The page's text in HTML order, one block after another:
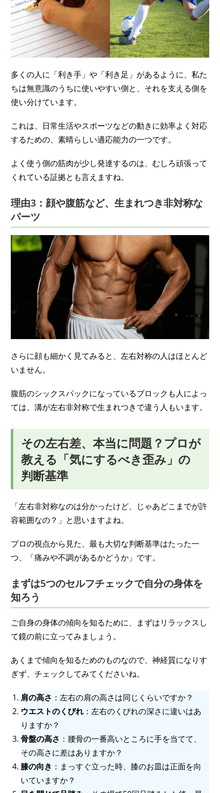
多くの人に「利き手」や「利き足」があるように、私た
ちは無意識のうちに使いやすい側と、それを支える側を
使い分けています。
これは、日常生活やスポーツなどの動きに効率よく対応
するための、素晴らしい適応能力の一つです。
よく使う側の筋肉が少し発達するのは、むしろ頑張って
くれている証拠とも言えますね。
理由3：顔や腹筋など、生まれつき非対称な
パーツ
さらに顔も細かく見てみると、左右対称の人はほとんど
いません。
腹筋のシックスパックになっているブロックも人によっ
ては、溝が左右非対称で生まれつきで違う人もいます。
その左右差、本当に問題？プロが
教える「気にするべき歪み」の
判断基準
「左右非対称なのは分かったけど、じゃあどこまでが許
容範囲なの？」と思いますよね。
プロの視点から見た、最も大切な判断基準はたった一
つ、「痛みや不調があるかどうか」です。
まずは5つのセルフチェックで自分の身体を
知ろう
ご自身の身体の傾向を知るために、まずはリラックスし
て鏡の前に立ってみましょう。
あくまで傾向を知るためのものなので、神経質になりす
ぎず、チェックしてみてくださいね。
肩の高さ ：左右の肩の高さは同じくらいですか？
ウエストのくびれ ：左右のくびれの深さに違いはあ
りますか？
骨盤の高さ ：腰骨の一番高いところに手を当てて、
その高さに差はありますか？
膝の向き ：まっすぐ立った時、膝のお皿は正面を向
いていますか？